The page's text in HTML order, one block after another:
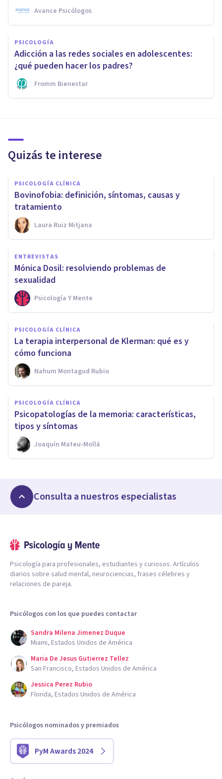
Avance Psicólogos
PSICOLOGÍA
Adicción a las redes sociales en adolescentes:
¿qué pueden hacer los padres?
Fromm Bienestar
Quizás te interese
PSICOLOGÍA CLÍNICA
Bovinofobia: definición, síntomas, causas y
tratamiento
Laura Ruiz Mitjana
ENTREVISTAS
Mónica Dosil: resolviendo problemas de
sexualidad
Psicología Y Mente
PSICOLOGÍA CLÍNICA
La terapia interpersonal de Klerman: qué es y
cómo funciona
Nahum Montagud Rubio
PSICOLOGÍA CLÍNICA
Psicopatologías de la memoria: características,
tipos y síntomas
Joaquín Mateu-Mollá
Consulta a nuestros especialistas
Psicología para profesionales, estudiantes y curiosos. Artículos
diarios sobre salud mental, neurociencias, frases célebres y
relaciones de pareja.
Psicólogos con los que puedes contactar
Sandra Milena Jimenez Duque
Miami, Estados Unidos de América
Maria De Jesus Gutierrez Tellez
San Francisco, Estados Unidos de América
Jessica Perez Rubio
Florida, Estados Unidos de América
Psicólogos nominados y premiados
PyM Awards 2024